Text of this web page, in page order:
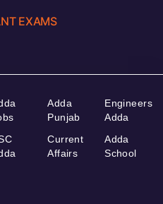
EXAMS
Adda
Punjab
Current
Affairs
Engineers
Adda
Adda
School